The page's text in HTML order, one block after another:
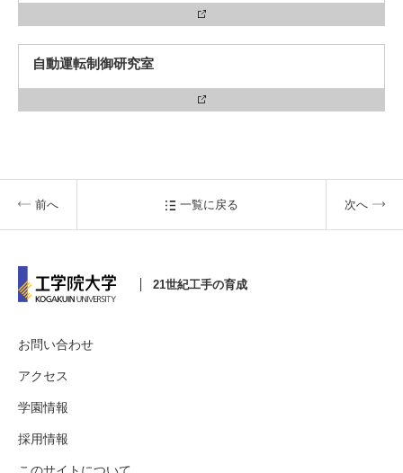
自動運転制御研究室
前へ 一覧に戻る 次へ
21世紀工手の育成
お問い合わせ
アクセス
学園情報
採用情報